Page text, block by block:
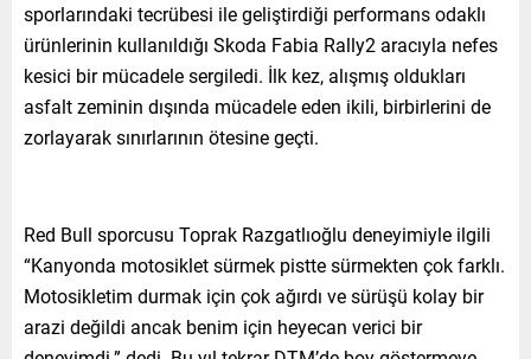
sporlarındaki tecrübesi ile geliştirdiği performans odaklı
ürünlerinin kullanıldığı Skoda Fabia Rally2 aracıyla nefes
kesici bir mücadele sergiledi. İlk kez, alışmış oldukları
asfalt zeminin dışında mücadele eden ikili, birbirlerini de
zorlayarak sınırlarının ötesine geçti.
Red Bull sporcusu Toprak Razgatlıoğlu deneyimiyle ilgili
“Kanyonda motosiklet sürmek pistte sürmekten çok farklı.
Motosikletim durmak için çok ağırdı ve sürüşü kolay bir
arazi değildi ancak benim için heyecan verici bir